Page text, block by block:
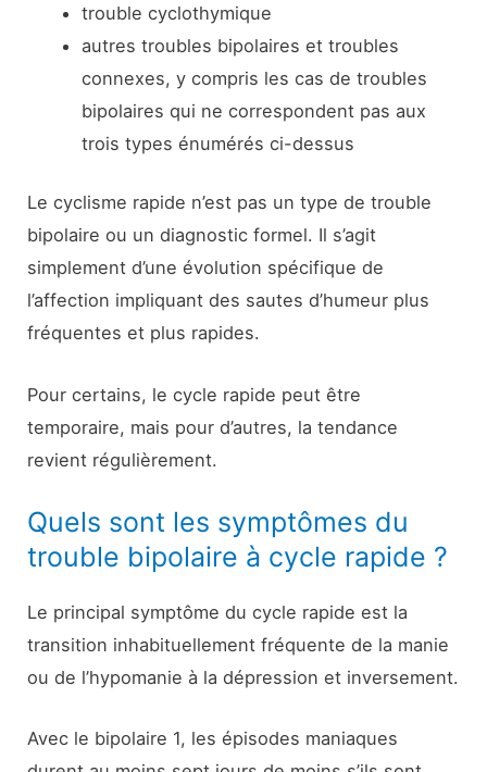
trouble cyclothymique
autres troubles bipolaires et troubles
connexes, y compris les cas de troubles
bipolaires qui ne correspondent pas aux
trois types énumérés ci-dessus
Le cyclisme rapide n’est pas un type de trouble
bipolaire ou un diagnostic formel. Il s’agit
simplement d’une évolution spécifique de
l’affection impliquant des sautes d’humeur plus
fréquentes et plus rapides.
Pour certains, le cycle rapide peut être
temporaire, mais pour d’autres, la tendance
revient régulièrement.
Quels sont les symptômes du
trouble bipolaire à cycle rapide ?
Le principal symptôme du cycle rapide est la
transition inhabituellement fréquente de la manie
ou de l’hypomanie à la dépression et inversement.
Avec le bipolaire 1, les épisodes maniaques